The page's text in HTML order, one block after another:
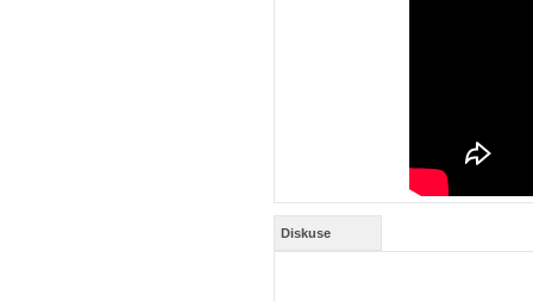
Diskuse